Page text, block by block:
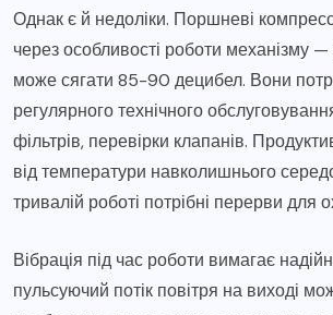
Однак є й недоліки. Поршневі
через особливості роботи механізму
може сягати 85-90 децибел. Вони
регулярного технічного
фільтрів, перевірки клапанів.
від температури навколишнього
тривалій роботі потрібні перерви для
Вібрація під час роботи вимагає
пульсуючий потік повітря на виході